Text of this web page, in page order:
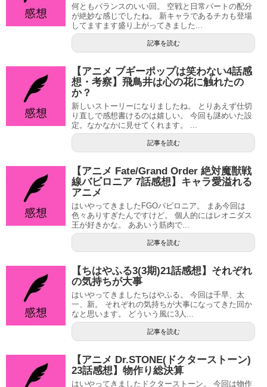
何ともバランスのいい回。 空戦と日常パートの配分
が絶妙な感じでしたね。 新キャラであるチカも登場
してますます盛り上がってきました...
記事を読む
【アニメ ブギーポップは笑わない4話感
想・考察】飛鳥井は心の花に触れたの
か？
新しいストーリーになりましたね。 とりあえず仕切
り直しで感想書けるのは嬉しい。 今回も謎めいた設
定。なかなかに見せてくれます。 ...
記事を読む
【アニメ Fate/Grand Order 絶対魔獣戦
線バビロニア 7話感想】キャラ愛溢れる
アニメ
はいやってきましたFGOバビロニア。 まあ今回は
色々ありすぎたんですけど。 個人的にはレオニダス
王が好きかな。 ああいう筋肉で...
記事を読む
【ちはやふる3(3期)21話感想】それぞれ
の気持ちが大事
はいやってきましたちはやふる。 今回は千早、太
一、新。 それぞれの気持ちが大事になってきた回か
なと思います。 どういう風に3人...
記事を読む
【アニメ Dr.STONE(ドクターストーン)
23話感想】物作り総決算
はいやってきましたドクターストーン。 今回は物作